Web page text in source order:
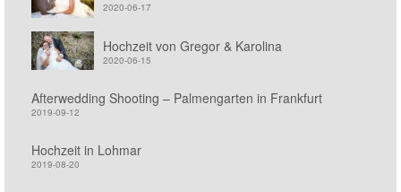
2020-06-17
Hochzeit von Gregor & Karolina
2020-06-15
Afterwedding Shooting – Palmengarten in Frankfurt
2019-09-12
Hochzeit in Lohmar
2019-08-20